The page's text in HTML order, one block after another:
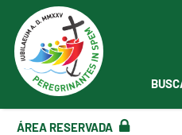
ÁREA RESERVADA